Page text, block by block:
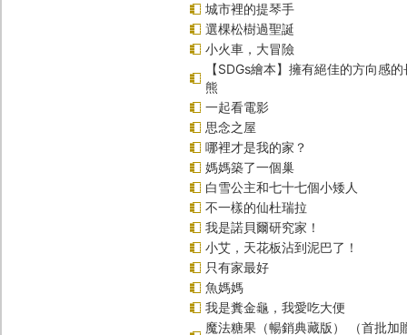
城市裡的提琴手
選棵松樹過聖誕
小火車，大冒險
【SDGs繪本】擁有絕佳的方向感
熊
一起看電影
思念之屋
哪裡才是我的家？
媽媽築了一個巢
白雪公主和七十七個小矮人
不一樣的仙杜瑞拉
我是諾貝爾研究家！
小艾，天花板沾到泥巴了！
只有家最好
魚媽媽
我是糞金龜，我愛吃大便
魔法糖果（暢銷典藏版） （首批加